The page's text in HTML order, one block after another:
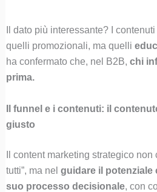
Il dato più interessante? I
quelli promozionali, ma quelli
ha confermato che, nel B2B, chi
prima.
Il funnel e i contenuti: il
giusto
Il content marketing strategico
tutti”, ma nel guidare il potenziale
suo processo decisionale, con